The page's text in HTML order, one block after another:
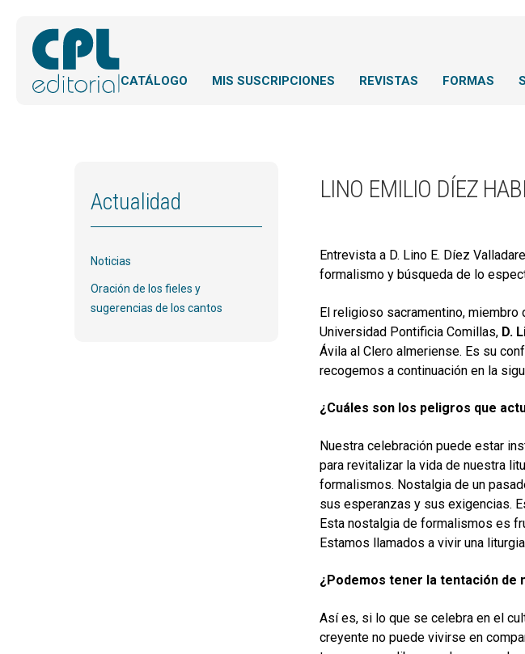
CATÁLOGO MIS SUSCRIPCIONES REVISTAS FORMAS
LINO EMILIO DÍEZ
Entrevista a D. Lino E. Díez
formalismo y búsqueda de lo
El religioso sacramentino, miembro
Universidad Pontificia Comillas, D.
Ávila al Clero almeriense. Es su
recogemos a continuación en la
¿Cuáles son los peligros que
Nuestra celebración puede estar
para revitalizar la vida de nuestra
formalismos. Nostalgia de un
sus esperanzas y sus exigencias.
Esta nostalgia de formalismos es
Estamos llamados a vivir una
¿Podemos tener la tentación de
Así es, si lo que se celebra en el
creyente no puede vivirse en
Actualidad
Noticias
Oración de los fieles y
sugerencias de los cantos